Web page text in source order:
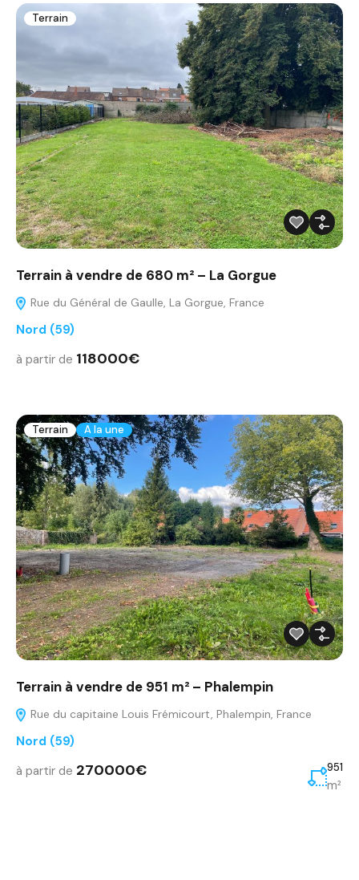
Terrain
Terrain à vendre de 680 m² – La Gorgue
Rue du Général de Gaulle, La Gorgue, France
Nord (59)
à partir de 118000€
Terrain A la une
Terrain à vendre de 951 m² – Phalempin
Rue du capitaine Louis Frémicourt, Phalempin, France
Nord (59)
à partir de 270000€ 951
m²